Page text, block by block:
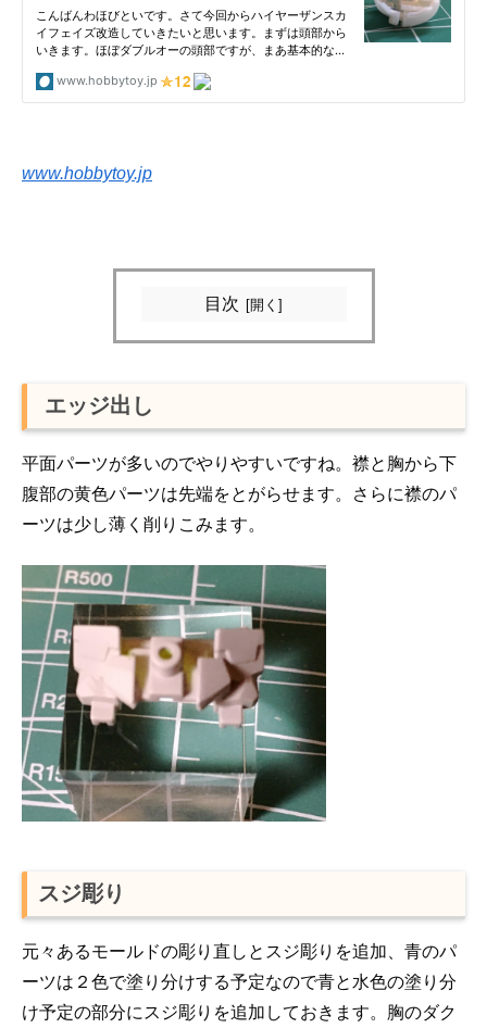
www.hobbytoy.jp
目次
エッジ出し
平面パーツが多いのでやりやすいですね。襟と胸から下
腹部の黄色パーツは先端をとがらせます。さらに襟のパ
ーツは少し薄く削りこみます。
スジ彫り
元々あるモールドの彫り直しとスジ彫りを追加、青のパ
ーツは２色で塗り分けする予定なので青と水色の塗り分
け予定の部分にスジ彫りを追加しておきます。胸のダク